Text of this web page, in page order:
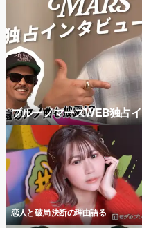
ブルーノマーズWEB独占
恋人と破局 決断の理由語る